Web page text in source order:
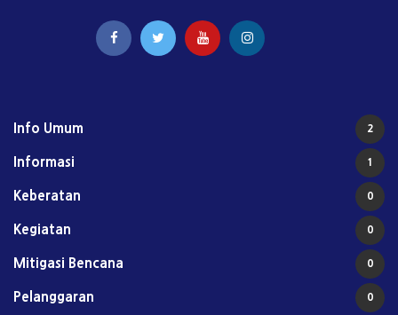
Info Umum 2
Informasi 1
Keberatan 0
Kegiatan 0
Mitigasi Bencana 0
Pelanggaran 0